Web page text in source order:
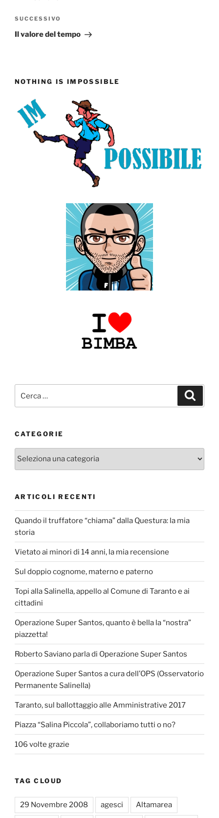
Articolo
successivo
SUCCESSIVO
Il valore del tempo
NOTHING IS IMPOSSIBLE
CATEGORIE
Categorie
ARTICOLI RECENTI
Quando il truffatore “chiama” dalla Questura: la mia
storia
Vietato ai minori di 14 anni, la mia recensione
Sul doppio cognome, materno e paterno
Topi alla Salinella, appello al Comune di Taranto e ai
cittadini
Operazione Super Santos, quanto è bella la “nostra”
piazzetta!
Roberto Saviano parla di Operazione Super Santos
Operazione Super Santos a cura dell’OPS (Osservatorio
Permanente Salinella)
Taranto, sul ballottaggio alle Amministrative 2017
Piazza “Salina Piccola”, collaboriamo tutti o no?
106 volte grazie
TAG CLOUD
29 Novembre 2008 agesci Altamarea